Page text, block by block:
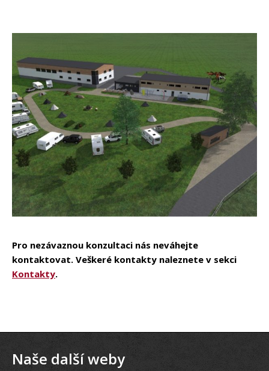
Pro nezávaznou konzultaci nás neváhejte
kontaktovat. Veškeré kontakty naleznete v sekci
Kontakty.
Naše další weby